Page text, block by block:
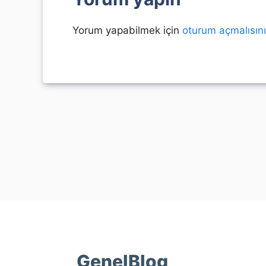
Yorum yapabilmek için oturum
GenelBlog